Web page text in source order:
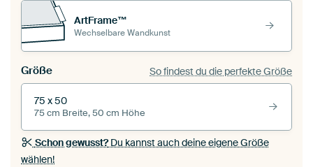
ArtFrame™
Wechselbare Wandkunst
Größe So findest du die perfekte Größe
75 x 50
75 cm Breite, 50 cm Höhe
Schon gewusst?Du kannst auch deine eigene Größe
wählen!